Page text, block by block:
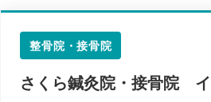
整骨院・接骨院
さくら鍼灸院・接骨院